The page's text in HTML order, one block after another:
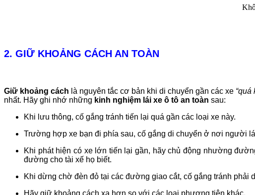
2. GIỮ KHOẢNG CÁCH AN TOÀN
Giữ khoảng cách là nguyên tắc cơ bản khi di chuyển gần các xe “quá
nhất. Hãy ghi nhớ những kinh nghiệm lái xe ô tô an toàn sau:
Khi lưu thông, cố gắng tránh tiến lại quá gần các loại xe này.
Trường hợp xe bạn đi phía sau, cố gắng di chuyển ở nơi người
Khi phát hiện có xe lớn tiến lại gần, hãy chủ động nhường
đường cho tài xế họ biết.
Khi dừng chờ đèn đỏ tại các đường giao cắt, cố gắng tránh phải
Hãy giữ khoảng cách xa hơn so với các loại phương tiện khác.